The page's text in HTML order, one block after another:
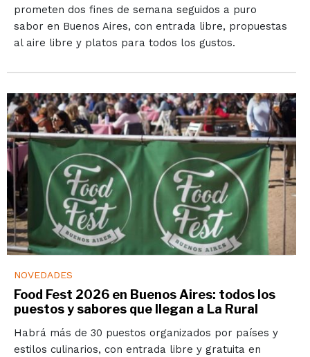
prometen dos fines de semana seguidos a puro
sabor en Buenos Aires, con entrada libre, propuestas
al aire libre y platos para todos los gustos.
NOVEDADES
Food Fest 2026 en Buenos Aires: todos los
puestos y sabores que llegan a La Rural
Habrá más de 30 puestos organizados por países y
estilos culinarios, con entrada libre y gratuita en